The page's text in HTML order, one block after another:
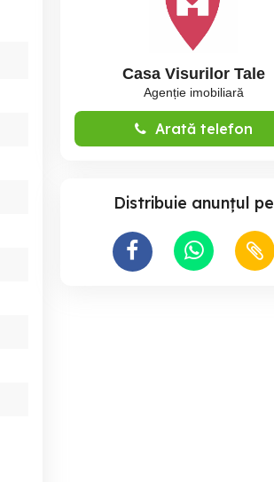
Casa Visurilor Tale
Agenție imobiliară
Arată telefon
Distribuie anunțul pe